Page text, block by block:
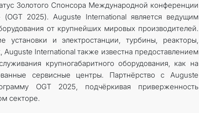
Золотого Спонсора Международной конференции
2025). Auguste International является ведущим
от крупнейших мировых производителей.
установки и электростанции, турбины, реакторы,
International также известна предоставлением
крупногабаритного оборудования, как на
сервисные центры. Партнёрство с Auguste
OGT 2025, подчёркивая приверженность
секторе.